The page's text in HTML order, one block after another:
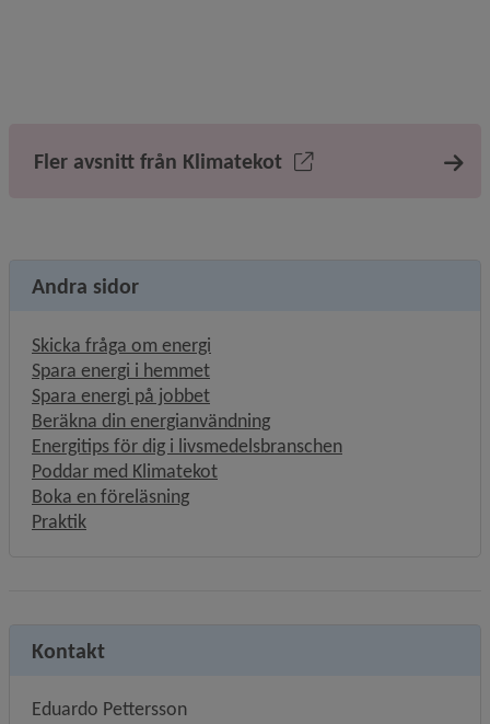
Fler avsnitt från Klimatekot
Andra sidor
Skicka fråga om energi
Spara energi i hemmet
Spara energi på jobbet
Beräkna din energianvändning
Energitips för dig i livsmedelsbranschen
Poddar med Klimatekot
Boka en föreläsning
Praktik
Kontakt
Eduardo Pettersson